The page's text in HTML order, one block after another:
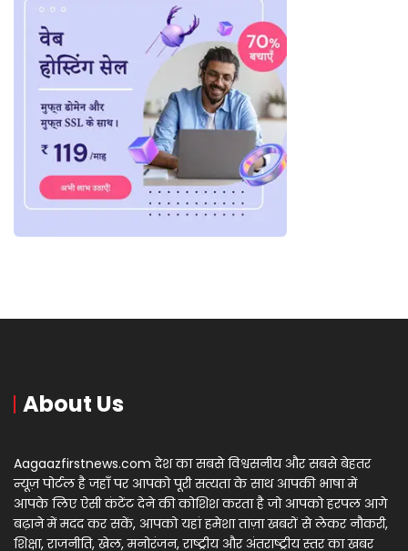
About Us
Aagaazfirstnews.com देश का सबसे विश्वसनीय और सबसे बेहतर
न्यूज़ पोर्टल है जहाँ पर आपको पूरी सत्यता के साथ आपकी भाषा में
आपके लिए ऐसी कंटेंट देने की कोशिश करता है जो आपको हरपल आगे
बढ़ाने में मदद कर सकें, आपको यहां हमेशा ताज़ा खबरों से लेकर नौकरी,
शिक्षा, राजनीति, खेल, मनोरंजन, राष्ट्रीय और अंतराष्ट्रीय स्तर का खबर